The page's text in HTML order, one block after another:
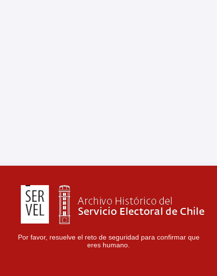
Por favor, resuelve el reto de seguridad para confirmar que
eres humano.